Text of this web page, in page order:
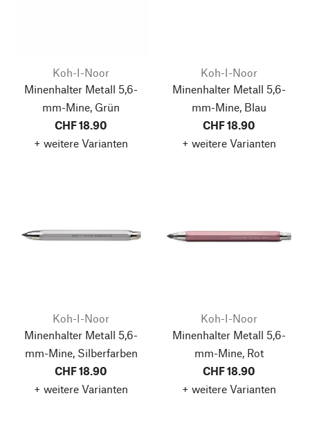
Koh-I-Noor
Minenhalter Metall 5,6-
mm-Mine, Grün
CHF 18.90
+ weitere Varianten
Koh-I-Noor
Minenhalter Metall 5,6-
mm-Mine, Blau
CHF 18.90
+ weitere Varianten
Koh-I-Noor
Minenhalter Metall 5,6-
mm-Mine, Silberfarben
CHF 18.90
+ weitere Varianten
Koh-I-Noor
Minenhalter Metall 5,6-
mm-Mine, Rot
CHF 18.90
+ weitere Varianten